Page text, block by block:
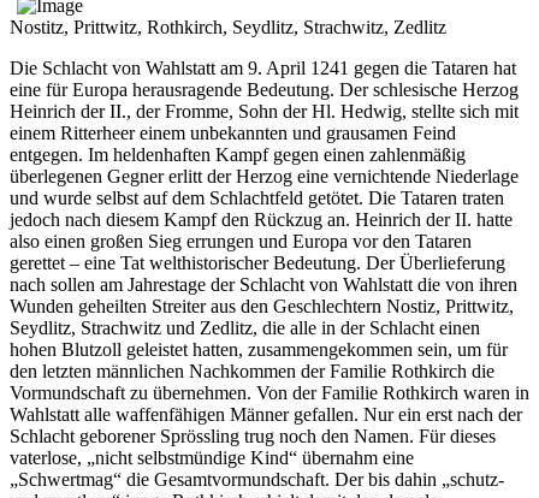
Nostitz, Prittwitz, Rothkirch, Seydlitz, Strachwitz, Zedlitz
Die Schlacht von Wahlstatt am 9. April 1241 gegen die Tataren hat
eine für Europa herausragende Bedeutung. Der schlesische Herzog
Heinrich der II., der Fromme, Sohn der Hl. Hedwig, stellte sich mit
einem Ritterheer einem unbekannten und grausamen Feind
entgegen. Im heldenhaften Kampf gegen einen zahlenmäßig
überlegenen Gegner erlitt der Herzog eine vernichtende Niederlage
und wurde selbst auf dem Schlachtfeld getötet. Die Tataren traten
jedoch nach diesem Kampf den Rückzug an. Heinrich der II. hatte
also einen großen Sieg errungen und Europa vor den Tataren
gerettet – eine Tat welthistorischer Bedeutung. Der Überlieferung
nach sollen am Jahrestage der Schlacht von Wahlstatt die von ihren
Wunden geheilten Streiter aus den Geschlechtern Nostiz, Prittwitz,
Seydlitz, Strachwitz und Zedlitz, die alle in der Schlacht einen
hohen Blutzoll geleistet hatten, zusammengekommen sein, um für
den letzten männlichen Nachkommen der Familie Rothkirch die
Vormundschaft zu übernehmen. Von der Familie Rothkirch waren in
Wahlstatt alle waffenfähigen Männer gefallen. Nur ein erst nach der
Schlacht geborener Sprössling trug noch den Namen. Für dieses
vaterlose, „nicht selbstmündige Kind“ übernahm eine
„Schwertmag“ die Gesamtvormundschaft. Der bis dahin „schutz-